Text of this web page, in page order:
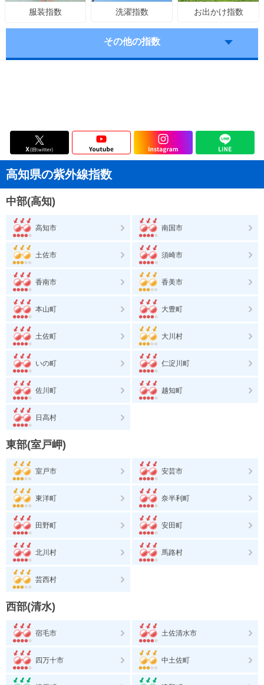
服装指数 洗濯指数 お出かけ指数
その他の指数
高知県の紫外線指数
中部(高知)
高知市 南国市
土佐市 須崎市
香南市 香美市
本山町 大豊町
土佐町 大川村
いの町 仁淀川町
佐川町 越知町
日高村
東部(室戸岬)
室戸市 安芸市
東洋町 奈半利町
田野町 安田町
北川村 馬路村
芸西村
西部(清水)
宿毛市 土佐清水市
四万十市 中土佐町